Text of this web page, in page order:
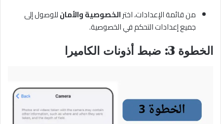
من قائمة الإعدادات، اخترالخصوصية والأمانللوصول إلى
جميع إعدادات التحكم في الخصوصية.
الخطوة 3: ضبط أذونات الكاميرا